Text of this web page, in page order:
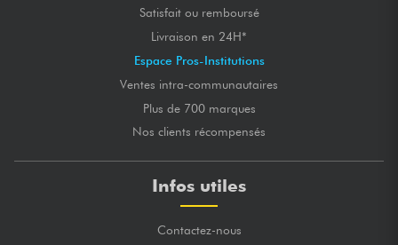
Satisfait ou remboursé
Livraison en 24H*
Espace Pros-Institutions
Ventes intra-communautaires
Plus de 700 marques
Nos clients récompensés
Infos utiles
Contactez-nous